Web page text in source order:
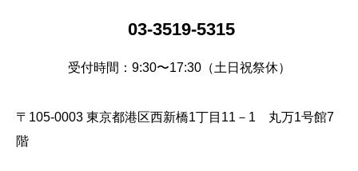
03-3519-5315
受付時間：9:30〜17:30（土日祝祭休）
〒105-0003 東京都港区西新橋1丁目11－1 丸万1号館7
階